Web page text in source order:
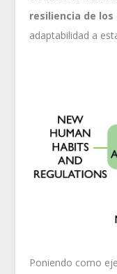
resiliencia de
adaptabilidad a
Poniendo como